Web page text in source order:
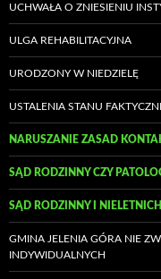
UCHWAŁA O ZNIESIENIU
ULGA REHABILITACYJNA
URODZONY W NIEDZIELĘ
USTALENIA STANU
NARUSZANIE ZASAD
SĄD RODZINNY CZY
SĄD RODZINNY I
GMINA JELENIA GÓRA NIE
INDYWIDUALNYCH